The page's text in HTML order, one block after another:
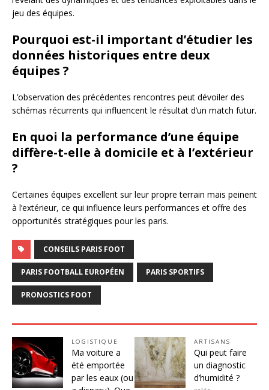
jeu des équipes.
Pourquoi est-il important d’étudier les
données historiques entre deux
équipes ?
L’observation des précédentes rencontres peut dévoiler des
schémas récurrents qui influencent le résultat d’un match futur.
En quoi la performance d’une équipe
diffère-t-elle à domicile et à l’extérieur
?
Certaines équipes excellent sur leur propre terrain mais peinent
à l’extérieur, ce qui influence leurs performances et offre des
opportunités stratégiques pour les paris.
CONSEILS PARIS FOOT
PARIS FOOTBALL EUROPÉEN PARIS SPORTIFS
PRONOSTICS FOOT
LOGISTIQUE
Ma voiture a
été emportée
par les eaux (ou
ARTISANS
Qui peut faire
un diagnostic
d’humidité ?